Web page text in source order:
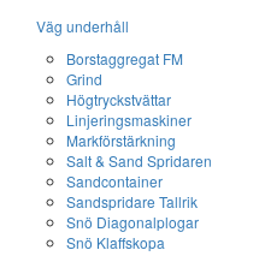
Väg underhåll
Borstaggregat FM
Grind
Högtryckstvättar
Linjeringsmaskiner
Markförstärkning
Salt & Sand Spridaren
Sandcontainer
Sandspridare Tallrik
Snö Diagonalplogar
Snö Klaffskopa